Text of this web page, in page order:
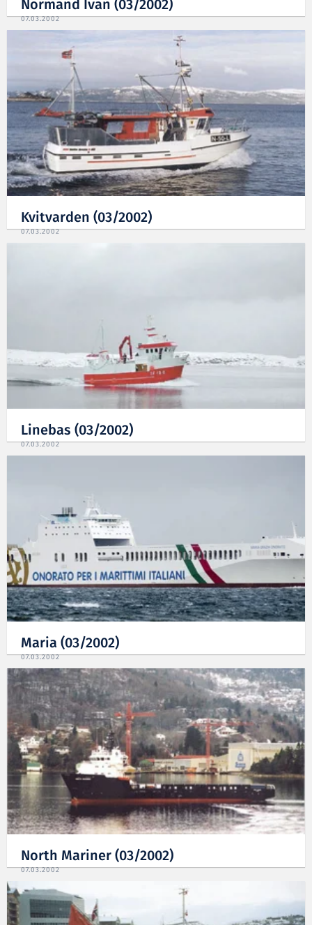
Normand Ivan (03/2002)
07.03.2002
Kvitvarden (03/2002)
07.03.2002
Linebas (03/2002)
07.03.2002
Maria (03/2002)
07.03.2002
North Mariner (03/2002)
07.03.2002